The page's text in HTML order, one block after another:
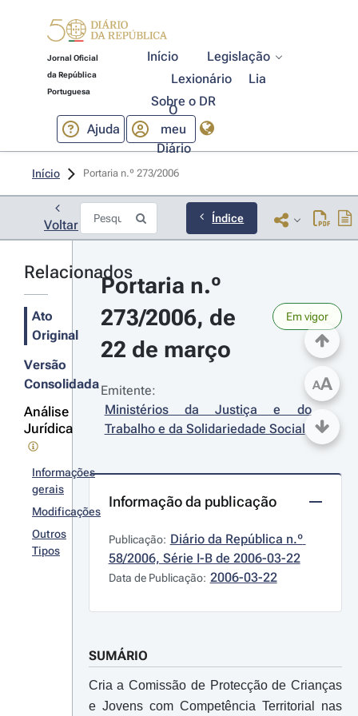
Jornal Oficial
da República
Portuguesa
Início
Legislação
Lexionário
Lia
Sobre o DR
Ajuda
O
meu
Diário
Início Portaria n.º 273/2006
Voltar Índice
Relacionados
Ato
Original
Versão
Consolidada
Análise
Jurídica
Informações
gerais
Modificações
Outros
Tipos
Portaria n.º
273/2006, de
22 de março
Em vigor
Emitente:
Ministérios da Justiça e do
Trabalho e da Solidariedade Social
Informação da publicação
Publicação: Diário da República n.º
58/2006, Série I-B de 2006-03-22
Data de Publicação: 2006-03-22
SUMÁRIO
Cria a Comissão de Protecção de Crianças
e Jovens com Competência Territorial nas
AA